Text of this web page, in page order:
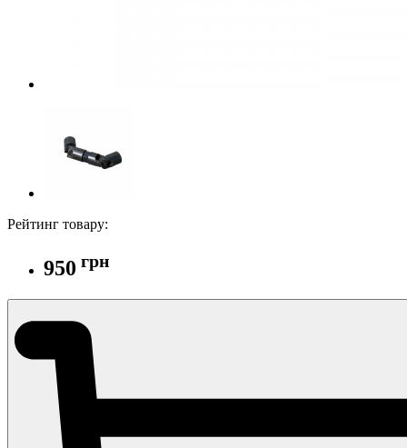
Рейтинг товару:
950 грн